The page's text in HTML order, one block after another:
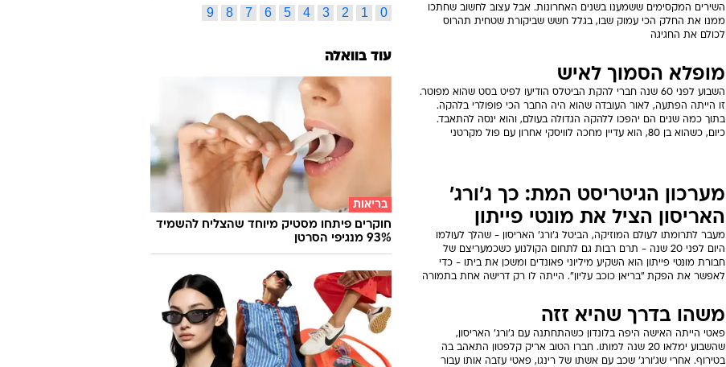
השירים המקסימים ששמענו בשנים האחרונות. אבל עצוב לחשוב שחתכו
ממנו את החלק הכי עמוק שבו, בגלל חשש שביקורת שטחית תהרוס
לכולם את החגיגה
מופלא הסמוך לאיש
השבוע לפני 60 שנה חברי להקת הביטלס הודיעו לפיט בסט שהוא מפוטר.
זו הייתה הפתעה, לאור העובדה שהוא היה החבר הכי פופולרי בלהקה.
בתוך כמה שנים הם יהפכו ללהקה הגדולה בעולם, והוא ינסה להתאבד.
כיום, כשהוא בן 80, הוא עדיין מחכה לוויסקי אחרון עם פול מקרטני
מערכון הגיטריסט המת: כך ג'ורג'
האריסון הציל את מונטי פייתון
מעבר לתרומתו לעולם המוזיקה, הביטל ג'ורג' האריסון - שהלך לעולמו
היום לפני 20 שנה - תרם רבות גם לתחום הקולנוע כשכמעריצם של
חבורת מונטי פייתון הוא השקיע מיליוני פאונדים ומשכן את ביתו - כדי
לאפשר את הפקת "בריאן כוכב עליון". הייתה לו רק דרישה אחת בתמורה
משהו בדרך שהיא זזה
פאטי הייתה האישה היפה בלונדון כשהתחתנה עם ג'ורג' האריסון,
שהשבוע ימלאו 20 שנה למותו. חברו הטוב אריק קלפטון התאהב בה
בטירוף. אחרי שג'ורג' שכב עם אשתו של רינגו, פאטי עזבה אותו עבור
0
1
2
3
4
5
6
7
8
9
עוד בוואלה
בריאות
חוקרים פיתחו מסטיק מיוחד שהצליח להשמיד
93% מנגיפי הסרטן